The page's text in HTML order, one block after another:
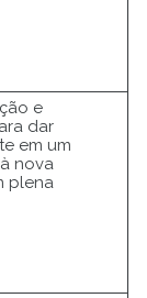
e
dar
em um
nova
plena